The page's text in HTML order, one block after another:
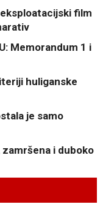
film
Memorandum 1 i
huliganske
je samo
zamršena i duboko